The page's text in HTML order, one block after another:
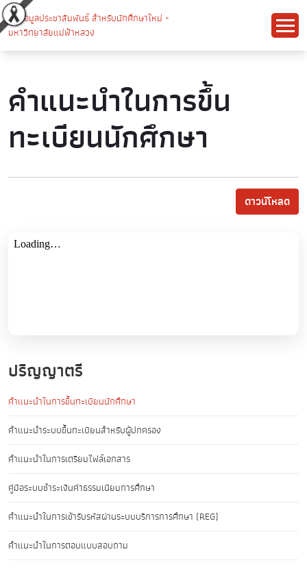
คำแนะนำในการขึ้น
ทะเบียนนักศึกษา
ดาวน์โหลด
ปริญญาตรี
คำแนะนำในการขึ้นทะเบียนนักศึกษา
คำแนะนำระบบขึ้นทะเบียนสำหรับผู้ปกครอง
คำแนะนำในการเตรียมไฟล์เอกสาร
คู่มือระบบชำระเงินค่าธรรมเนียมการศึกษา
คำแนะนำในการเข้ารับรหัสผ่านระบบบริการการศึกษา (REG)
คำแนะนำในการตอบแบบสอบถาม